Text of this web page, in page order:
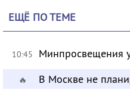
ЕЩЁ ПО ТЕМЕ
10:45 Минпросвещения
🔥 В Москве не